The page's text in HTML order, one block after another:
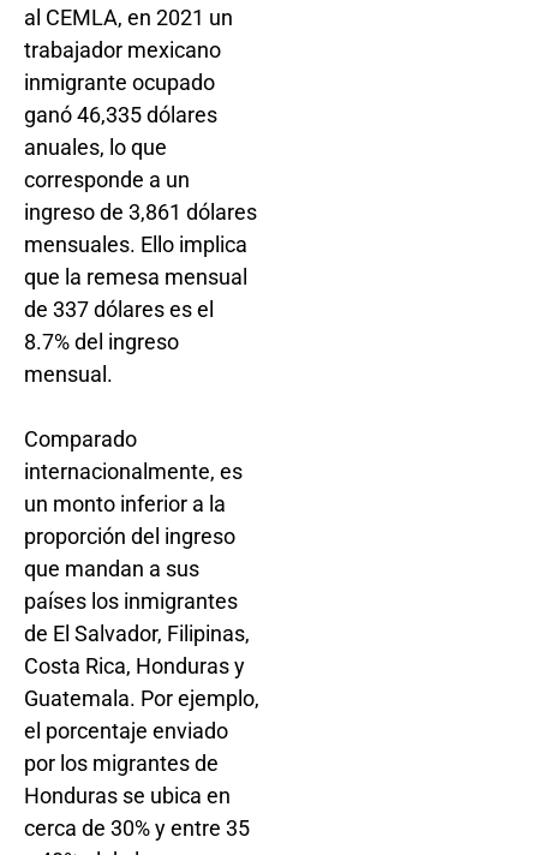
al CEMLA, en 2021 un
trabajador mexicano
inmigrante ocupado
ganó 46,335 dólares
anuales, lo que
corresponde a un
ingreso de 3,861 dólares
mensuales. Ello implica
que la remesa mensual
de 337 dólares es el
8.7% del ingreso
mensual.
Comparado
internacionalmente, es
un monto inferior a la
proporción del ingreso
que mandan a sus
países los inmigrantes
de El Salvador, Filipinas,
Costa Rica, Honduras y
Guatemala. Por ejemplo,
el porcentaje enviado
por los migrantes de
Honduras se ubica en
cerca de 30% y entre 35